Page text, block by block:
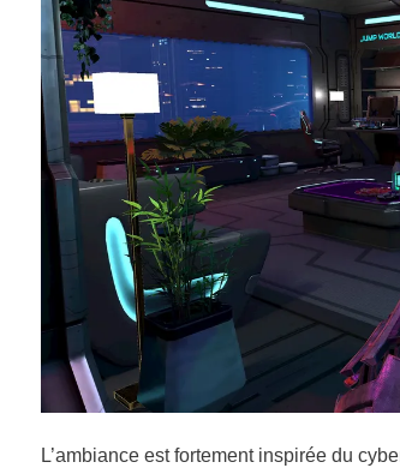
L’ambiance est fortement inspirée du